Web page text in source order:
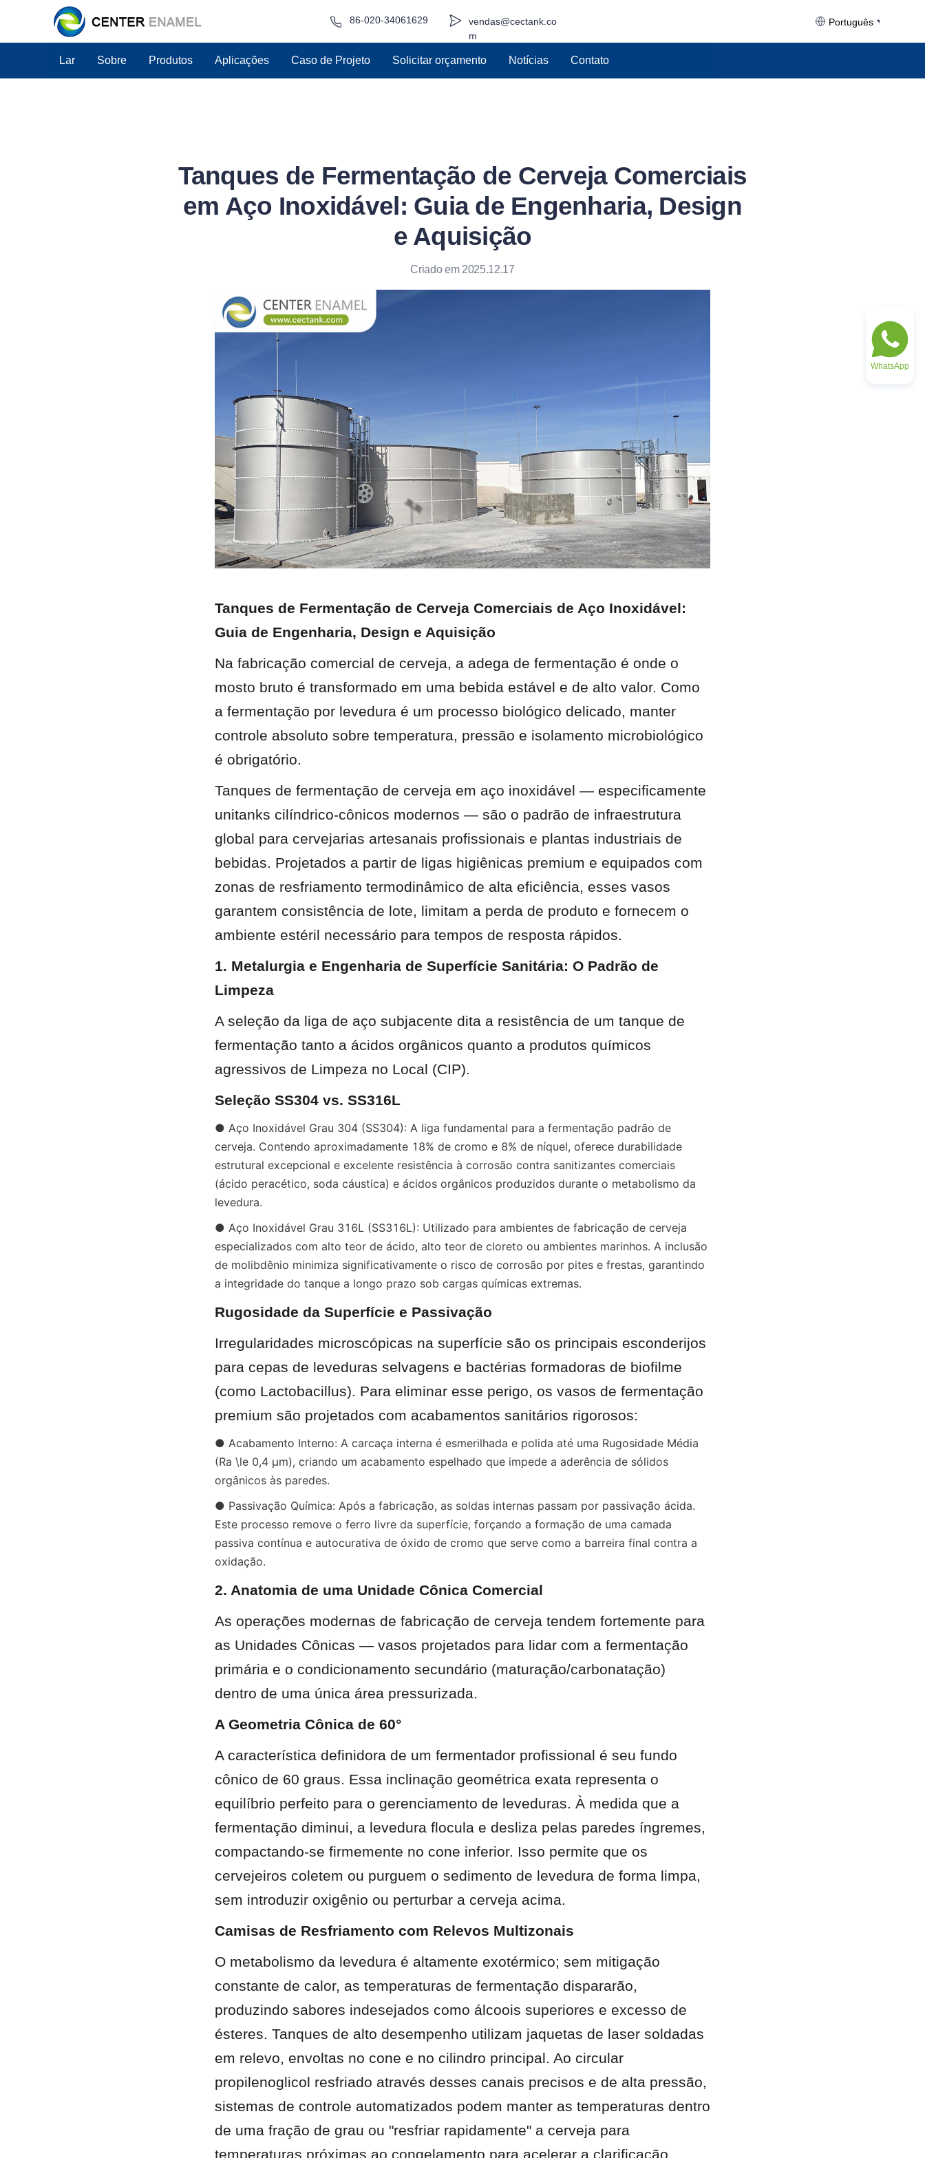
vendas@cectank.co
m
86-020-34061629 Português
Lar Sobre Produtos Aplicações Caso de Projeto Solicitar orçamento Notícias Contato
Tanques de Fermentação de Cerveja Comerciais
em Aço Inoxidável: Guia de Engenharia, Design
e Aquisição
Criado em 2025.12.17
Tanques de Fermentação de Cerveja Comerciais de Aço Inoxidável:
Guia de Engenharia, Design e Aquisição
Na fabricação comercial de cerveja, a adega de fermentação é onde o
mosto bruto é transformado em uma bebida estável e de alto valor. Como
a fermentação por levedura é um processo biológico delicado, manter
controle absoluto sobre temperatura, pressão e isolamento microbiológico
é obrigatório.
Tanques de fermentação de cerveja em aço inoxidável — especificamente
unitanks cilíndrico-cônicos modernos — são o padrão de infraestrutura
global para cervejarias artesanais profissionais e plantas industriais de
bebidas. Projetados a partir de ligas higiênicas premium e equipados com
zonas de resfriamento termodinâmico de alta eficiência, esses vasos
garantem consistência de lote, limitam a perda de produto e fornecem o
ambiente estéril necessário para tempos de resposta rápidos.
1. Metalurgia e Engenharia de Superfície Sanitária: O Padrão de
Limpeza
A seleção da liga de aço subjacente dita a resistência de um tanque de
fermentação tanto a ácidos orgânicos quanto a produtos químicos
agressivos de Limpeza no Local (CIP).
Seleção SS304 vs. SS316L
● Aço Inoxidável Grau 304 (SS304): A liga fundamental para a fermentação padrão de
cerveja. Contendo aproximadamente 18% de cromo e 8% de níquel, oferece durabilidade
estrutural excepcional e excelente resistência à corrosão contra sanitizantes comerciais
(ácido peracético, soda cáustica) e ácidos orgânicos produzidos durante o metabolismo da
levedura.
● Aço Inoxidável Grau 316L (SS316L): Utilizado para ambientes de fabricação de cerveja
especializados com alto teor de ácido, alto teor de cloreto ou ambientes marinhos. A inclusão
de molibdênio minimiza significativamente o risco de corrosão por pites e frestas, garantindo
a integridade do tanque a longo prazo sob cargas químicas extremas.
Rugosidade da Superfície e Passivação
Irregularidades microscópicas na superfície são os principais esconderijos
para cepas de leveduras selvagens e bactérias formadoras de biofilme
(como Lactobacillus). Para eliminar esse perigo, os vasos de fermentação
premium são projetados com acabamentos sanitários rigorosos:
● Acabamento Interno: A carcaça interna é esmerilhada e polida até uma Rugosidade Média
(Ra \le 0,4 µm), criando um acabamento espelhado que impede a aderência de sólidos
orgânicos às paredes.
● Passivação Química: Após a fabricação, as soldas internas passam por passivação ácida.
Este processo remove o ferro livre da superfície, forçando a formação de uma camada
passiva contínua e autocurativa de óxido de cromo que serve como a barreira final contra a
oxidação.
2. Anatomia de uma Unidade Cônica Comercial
As operações modernas de fabricação de cerveja tendem fortemente para
as Unidades Cônicas — vasos projetados para lidar com a fermentação
primária e o condicionamento secundário (maturação/carbonatação)
dentro de uma única área pressurizada.
A Geometria Cônica de 60°
A característica definidora de um fermentador profissional é seu fundo
cônico de 60 graus. Essa inclinação geométrica exata representa o
equilíbrio perfeito para o gerenciamento de leveduras. À medida que a
fermentação diminui, a levedura flocula e desliza pelas paredes íngremes,
compactando-se firmemente no cone inferior. Isso permite que os
cervejeiros coletem ou purguem o sedimento de levedura de forma limpa,
sem introduzir oxigênio ou perturbar a cerveja acima.
Camisas de Resfriamento com Relevos Multizonais
O metabolismo da levedura é altamente exotérmico; sem mitigação
constante de calor, as temperaturas de fermentação dispararão,
produzindo sabores indesejados como álcoois superiores e excesso de
ésteres. Tanques de alto desempenho utilizam jaquetas de laser soldadas
em relevo, envoltas no cone e no cilindro principal. Ao circular
propilenoglicol resfriado através desses canais precisos e de alta pressão,
sistemas de controle automatizados podem manter as temperaturas dentro
de uma fração de grau ou "resfriar rapidamente" a cerveja para
temperaturas próximas ao congelamento para acelerar a clarificação.
WhatsApp